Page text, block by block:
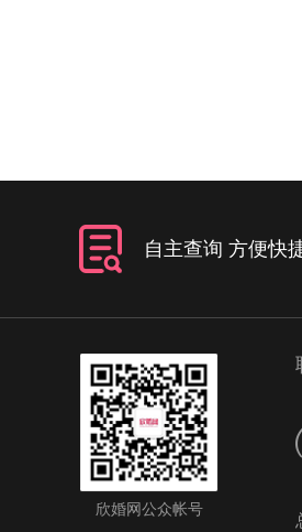
自主查询 方便快
欣婚网公众帐号